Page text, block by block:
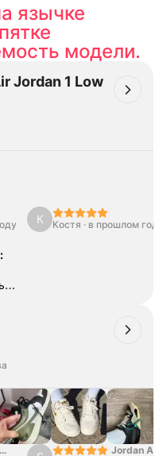
язычке
модели.
Jordan 1 Low
К Костя · в прошлом году
Jordan Air